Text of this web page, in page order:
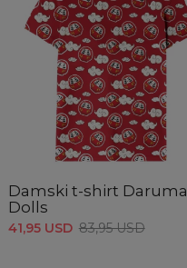
Damski t-shirt Daruma
Dolls
41,95 USD 83,95 USD